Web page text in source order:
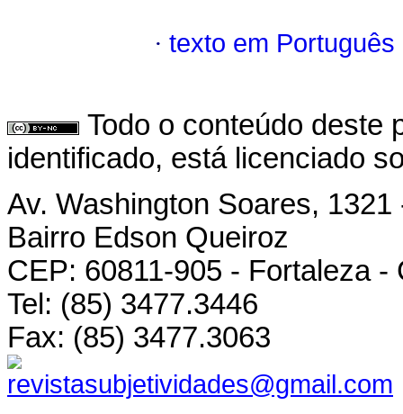
· texto em Português
Todo o conteúdo deste
identificado, está licenciado
Av. Washington Soares,
Bairro Edson Queiroz
CEP: 60811-905 - Fortaleza -
Tel: (85) 3477.3446
Fax: (85) 3477.3063
revistasubjetividades@gmail.com